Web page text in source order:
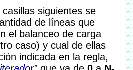
siguientes se
de líneas que
el balanceo de carga
caso) y cual de ellas
indicada en la regla,